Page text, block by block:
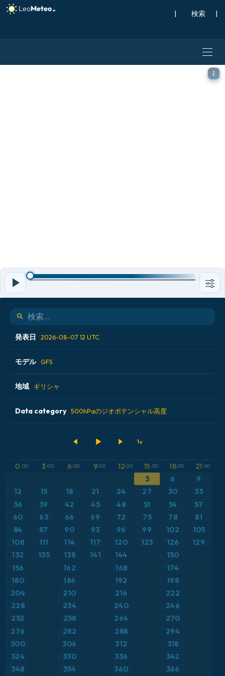
| |
GFS モデル - ギリシャ,
発表日 2026-08-07 12 UTC
2026-08-06 18 UTC
2026-08-07 00 UTC
2026-08-07 06 UTC
モデル GFS
ALADIN CZ 2.3 km
ECMWF AIFS [AI]
ICON ドイツ 2 km
地域 ギリシャ
アイスランド
イタリア
オーストリア
ギリシャ
スイス
スカンジナビア
スペイン
トルコ
Data category 500hPaのジオポテンシャル高度
気温異常（2m）
気温異常（850hPa）
気温（2m）
気温（850hPa）
積雪深
突風
突風（最大）
0 :00 3:00 6:00 9:00 12:00 15 :00 18:00 21:00
3 6
9
12
15 18 21 24 27 30 33
36 39 42 45 48 51 54 57
60 63 66 69 72 75 78
81
84
87 90 93 96 99 102 105
108 111 114 117 120 123 126 129
132 135 138 141 144
150
156
162 168
174
180
186 192
198
204
210 216 222
228 234 240 246
252 258 264
270
276
282 288
294
300
306 312
318
324
330 336 342
348 354 360 366